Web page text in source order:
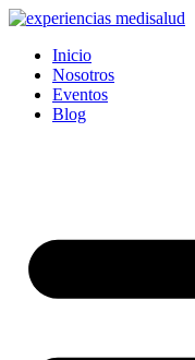
Ir
contenido
Inicio
Nosotros
Eventos
Blog